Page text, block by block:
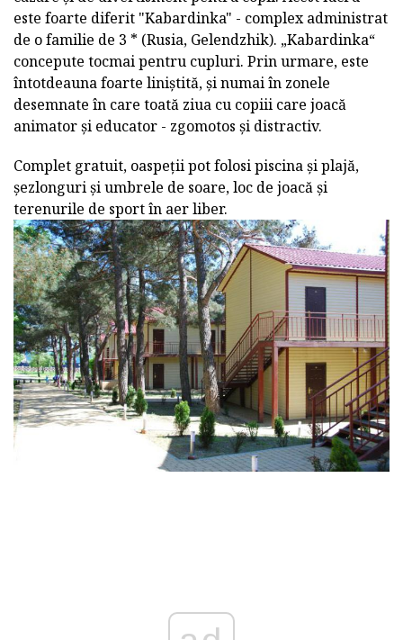
este foarte diferit "Kabardinka" - complex administrat
de o familie de 3 * (Rusia, Gelendzhik). „Kabardinka“
concepute tocmai pentru cupluri. Prin urmare, este
întotdeauna foarte liniștită, și numai în zonele
desemnate în care toată ziua cu copiii care joacă
animator și educator - zgomotos și distractiv.
Complet gratuit, oaspeții pot folosi piscina și plajă,
șezlonguri și umbrele de soare, loc de joacă și
terenurile de sport în aer liber.